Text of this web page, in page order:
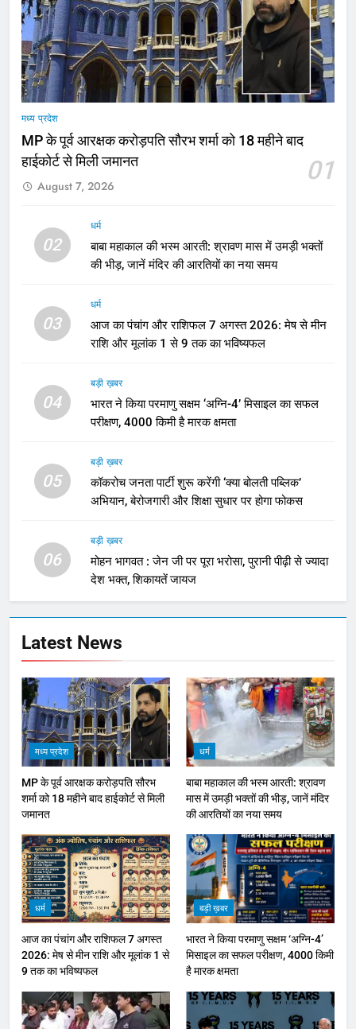
मध्य प्रदेश
MP के पूर्व आरक्षक करोड़पति सौरभ शर्मा को 18 महीने बाद
हाईकोर्ट से मिली जमानत
01
August 7, 2026
02
धर्म
बाबा महाकाल की भस्म आरती: श्रावण मास में उमड़ी भक्तों
की भीड़, जानें मंदिर की आरतियों का नया समय
03
धर्म
आज का पंचांग और राशिफल 7 अगस्त 2026: मेष से मीन
राशि और मूलांक 1 से 9 तक का भविष्यफल
04
बड़ी ख़बर
भारत ने किया परमाणु सक्षम ‘अग्नि-4’ मिसाइल का सफल
परीक्षण, 4000 किमी है मारक क्षमता
05
बड़ी ख़बर
कॉकरोच जनता पार्टी शुरू करेंगी ‘क्या बोलती पब्लिक’
अभियान, बेरोजगारी और शिक्षा सुधार पर होगा फोकस
06
बड़ी ख़बर
मोहन भागवत : जेन जी पर पूरा भरोसा, पुरानी पीढ़ी से ज्यादा
देश भक्त, शिकायतें जायज
Latest News
मध्य प्रदेश
MP के पूर्व आरक्षक करोड़पति सौरभ
शर्मा को 18 महीने बाद हाईकोर्ट से मिली
जमानत
धर्म
बाबा महाकाल की भस्म आरती: श्रावण
मास में उमड़ी भक्तों की भीड़, जानें मंदिर
की आरतियों का नया समय
धर्म
आज का पंचांग और राशिफल 7 अगस्त
2026: मेष से मीन राशि और मूलांक 1 से
9 तक का भविष्यफल
बड़ी ख़बर
भारत ने किया परमाणु सक्षम ‘अग्नि-4’
मिसाइल का सफल परीक्षण, 4000 किमी
है मारक क्षमता